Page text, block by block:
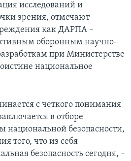
исследований и
зрения, отмечают
как ДАРПА –
оборонным научно-
при Министерстве
национальное
с четкого понимания
в отборе
национальной безопасности,
того, что из себя
безопасность сегодня, –